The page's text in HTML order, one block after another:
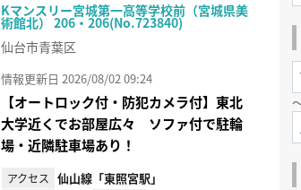
Kマンスリー宮城第一高等学校前（宮城県美
術館北） 206・206(No.723840)
仙台市青葉区
情報更新日 2026/08/02 09:24
【オートロック付・防犯カメラ付】東北
大学近くでお部屋広々 ソファ付で駐輪
場・近隣駐車場あり！
アクセス 仙山線「東照宮駅」